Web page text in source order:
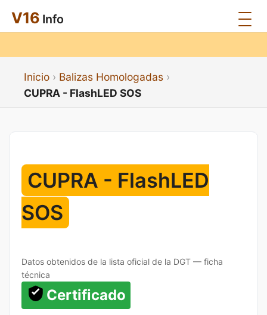
V16 Info
Inicio
Balizas Homologadas
CUPRA - FlashLED SOS
CUPRA - FlashLED
SOS
Datos obtenidos de la lista oficial de la DGT — ficha
técnica
Certificado